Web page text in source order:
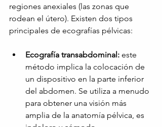
regiones anexiales (las zonas que
rodean el útero). Existen dos tipos
principales de ecografías pélvicas:
Ecografía transabdominal: este
método implica la colocación de
un dispositivo en la parte inferior
del abdomen. Se utiliza a menudo
para obtener una visión más
amplia de la anatomía pélvica, es